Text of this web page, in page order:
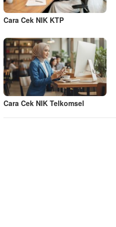
Cara Cek NIK KTP
Cara Cek NIK Telkomsel